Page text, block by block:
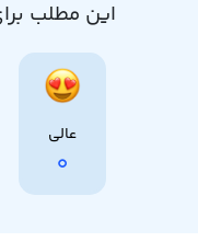
این مطلب
عالی
0